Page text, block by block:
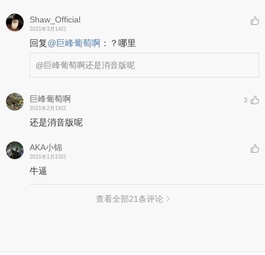
Shaw_Official
2021年3月14日
回复@巨峰葡萄啊 ： ？哪里
@巨峰葡萄啊还是消音版呢
巨峰葡萄啊
2021年2月19日
3
还是消音版呢
AKA小锦
2021年1月23日
牛逼
查看全部21 条评论